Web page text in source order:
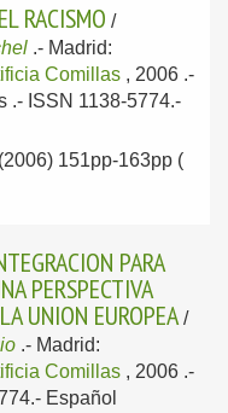
RACISMO /
.- Madrid:
Comillas , 2006 .-
.- ISSN 1138-5774.-
151pp-163pp (
PARA
PERSPECTIVA
UNION EUROPEA /
.- Madrid:
Comillas , 2006 .-
Español